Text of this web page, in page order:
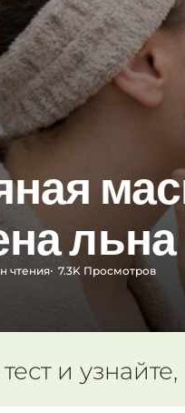
льна
чтения 7.3K Просмотров
и